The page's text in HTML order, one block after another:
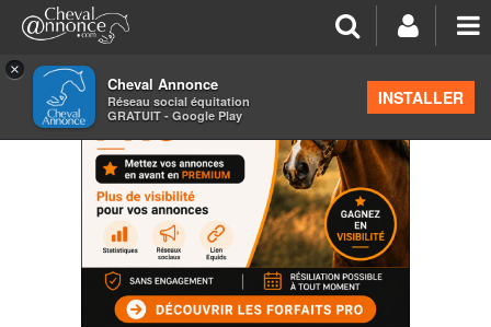
×
Cheval Annonce
Réseau social équitation
GRATUIT - Google Play
INSTALLER